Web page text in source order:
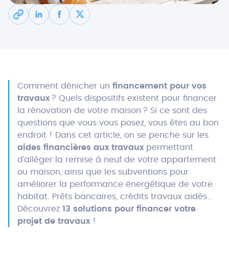
Comment dénicher un financement pour vos
travaux ? Quels dispositifs existent pour financer
la rénovation de votre maison ? Si ce sont des
questions que vous vous posez, vous êtes au bon
endroit ! Dans cet article, on se penche sur les
aides financières aux travaux permettant
d’alléger la remise à neuf de votre appartement
ou maison, ainsi que
les subventions pour
améliorer la performance énergétique de votre
habitat. Prêts bancaires, crédits travaux aidés…
Découvrez 13 solutions pour financer votre
projet de travaux !